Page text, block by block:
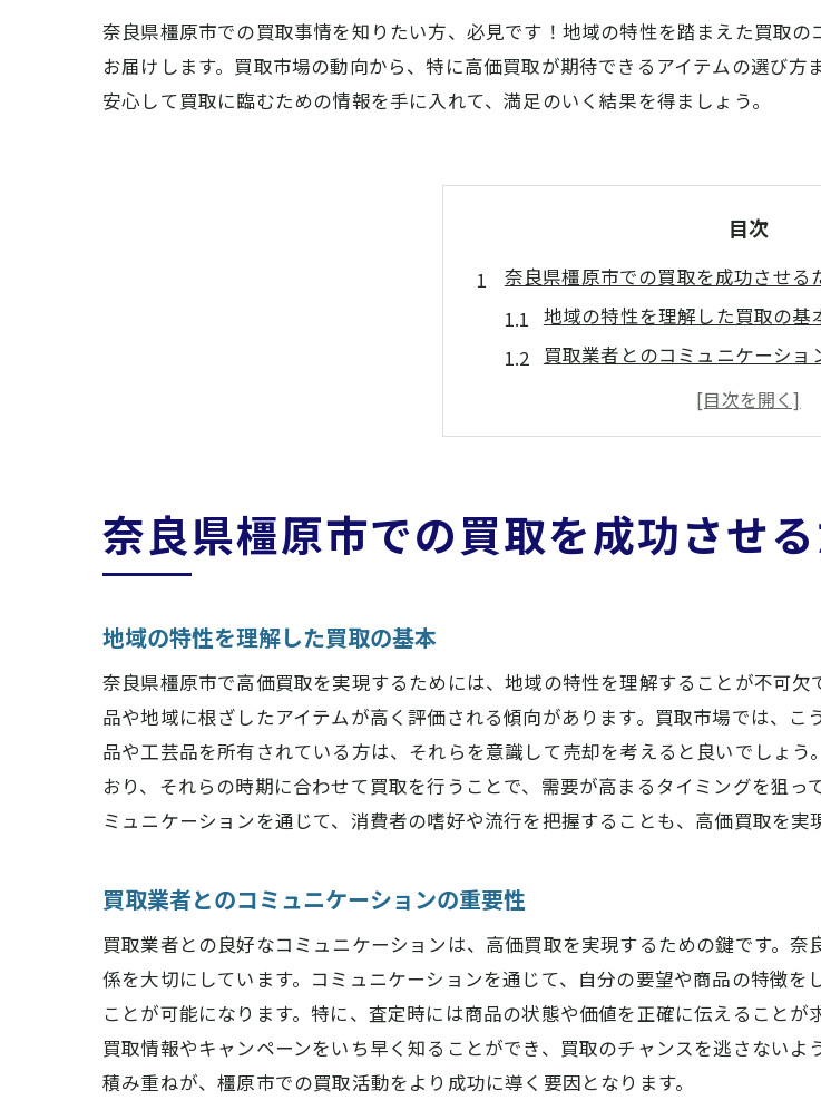
奈良県橿原市での買取事情を知りたい方、必見です！地域の特性を踏まえた買取
お届けします。買取市場の動向から、特に高価買取が期待できるアイテムの選び方
安心して買取に臨むための情報を手に入れて、満足のいく結果を得ましょう。
目次
奈良県橿原市での買取を成功させる
地域の特性を理解した買取の基
買取業者とのコミュニケーショ
奈良県橿原市の地元市場を知る
買取プロセスの流れを把握する
買取におけるよくあるトラブル
橿原市特有の買取アイテムで高価買
地元アーティストの作品を高く
季節やイベントに応じたアイテ
古書や骨董品の高価買取を狙う
レアアイテムの市場価値を最大
買取市場の動向を把握して奈良県橿
オンライン市場とオフライン市
買取価格の変動要因を理解する
時期による買取価格の違い
競争力のある価格設定のコツ
高価買取のためのアイテム選びの秘
奈良県橿原市での買取を成功させ
地域の特性を理解した買取の基本
奈良県橿原市で高価買取を実現するためには、地域の特性を理解することが不可
品や地域に根ざしたアイテムが高く評価される傾向があります。買取市場では、
品や工芸品を所有されている方は、それらを意識して売却を考えると良いでしょ
おり、それらの時期に合わせて買取を行うことで、需要が高まるタイミングを狙
ミュニケーションを通じて、消費者の嗜好や流行を把握することも、高価買取を実
買取業者とのコミュニケーションの重要性
買取業者との良好なコミュニケーションは、高価買取を実現するための鍵です。
係を大切にしています。コミュニケーションを通じて、自分の要望や商品の特徴
ことが可能になります。特に、査定時には商品の状態や価値を正確に伝えること
買取情報やキャンペーンをいち早く知ることができ、買取のチャンスを逃さない
積み重ねが、橿原市での買取活動をより成功に導く要因となります。